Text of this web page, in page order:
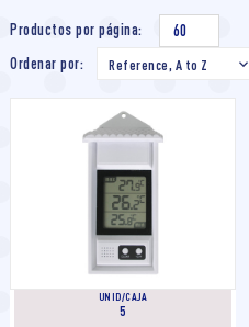
Productos por página:
60
Ordenar por:
Reference, A to Z 
UNID/CAJA
5